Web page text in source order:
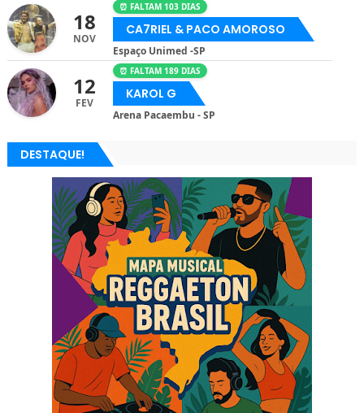
18
NOV
⏰ FALTAM 103 DIAS
CA7RIEL & PACO AMOROSO
Espaço Unimed -SP
12
FEV
⏰ FALTAM 189 DIAS
KAROL G
Arena Pacaembu - SP
DESTAQUE!